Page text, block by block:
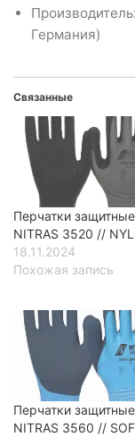
Германия)
Связанные
Перчатки защитные
NITRAS 3520 //
18.11.2024
Похожая запись
Перчатки защитные
NITRAS 3560 //